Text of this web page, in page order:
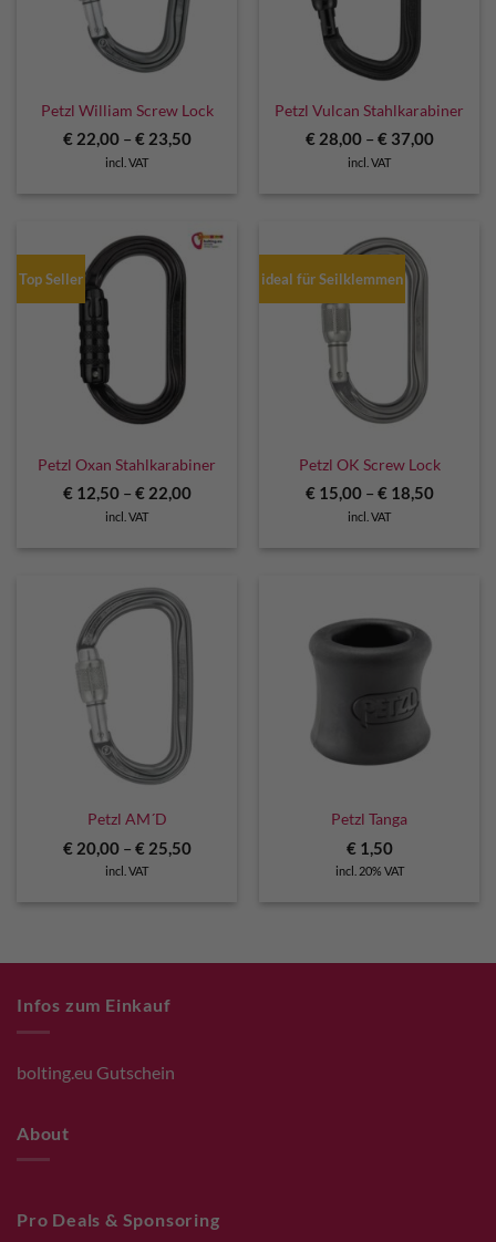
Petzl William Screw Lock
€22,00– €23,50
incl. VAT
Petzl Vulcan Stahlkarabiner
€28,00– €37,00
incl. VAT
Top Seller
Petzl Oxan Stahlkarabiner
€12,50– €22,00
incl. VAT
ideal für Seilklemmen
Petzl OK Screw Lock
€15,00– €18,50
incl. VAT
Petzl AM´D
€20,00– €25,50
incl. VAT
Petzl Tanga
€1,50
incl. 20% VAT
Infos zum Einkauf
bolting.eu Gutschein
About
Pro Deals & Sponsoring